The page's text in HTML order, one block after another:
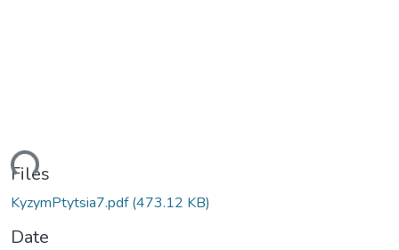
Files
KyzymPtytsia7.pdf(473.12 KB)
Date